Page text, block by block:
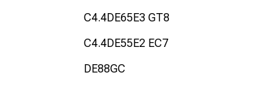
C4.4DE65E3 GT8
C4.4DE55E2 EC7
DE88GC